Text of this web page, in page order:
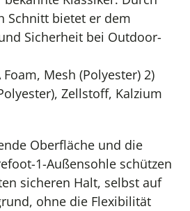
Schnitt bietet er dem
Sicherheit bei Outdoor-
Mesh (Polyester) 2)
Zellstoff, Kalzium
Oberfläche und die
1-Außensohle schützen
sicheren Halt, selbst auf
ohne die Flexibilität